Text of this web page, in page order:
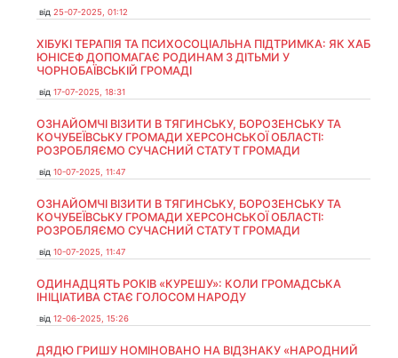
від 25-07-2025, 01:12
ХІБУКІ ТЕРАПІЯ ТА ПСИХОСОЦІАЛЬНА ПІДТРИМКА: ЯК ХАБ
ЮНІСЕФ ДОПОМАГАЄ РОДИНАМ З ДІТЬМИ У
ЧОРНОБАЇВСЬКІЙ ГРОМАДІ
від 17-07-2025, 18:31
ОЗНАЙОМЧІ ВІЗИТИ В ТЯГИНСЬКУ, БОРОЗЕНСЬКУ ТА
КОЧУБЕЇВСЬКУ ГРОМАДИ ХЕРСОНСЬКОЇ ОБЛАСТІ:
РОЗРОБЛЯЄМО СУЧАСНИЙ СТАТУТ ГРОМАДИ
від 10-07-2025, 11:47
ОЗНАЙОМЧІ ВІЗИТИ В ТЯГИНСЬКУ, БОРОЗЕНСЬКУ ТА
КОЧУБЕЇВСЬКУ ГРОМАДИ ХЕРСОНСЬКОЇ ОБЛАСТІ:
РОЗРОБЛЯЄМО СУЧАСНИЙ СТАТУТ ГРОМАДИ
від 10-07-2025, 11:47
ОДИНАДЦЯТЬ РОКІВ «КУРЕШУ»: КОЛИ ГРОМАДСЬКА
ІНІЦІАТИВА СТАЄ ГОЛОСОМ НАРОДУ
від 12-06-2025, 15:26
ДЯДЮ ГРИШУ НОМІНОВАНО НА ВІДЗНАКУ «НАРОДНИЙ